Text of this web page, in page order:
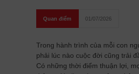
Quan điểm 01/07/2026
Trong hành trình của mỗi con
phải lúc nào cuộc đời cũng trải
Có những thời điểm thuận lợi,